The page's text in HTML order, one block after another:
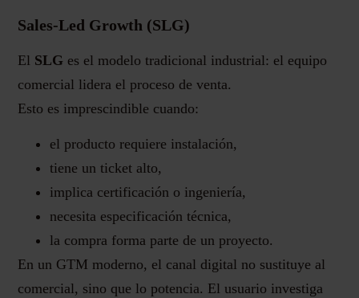
Sales-Led Growth (SLG)
El SLG es el modelo tradicional industrial: el equipo
comercial lidera el proceso de venta.
Esto es imprescindible cuando:
el producto requiere instalación,
tiene un ticket alto,
implica certificación o ingeniería,
necesita especificación técnica,
la compra forma parte de un proyecto.
En un GTM moderno, el canal digital no sustituye al
comercial, sino que lo potencia. El usuario investiga